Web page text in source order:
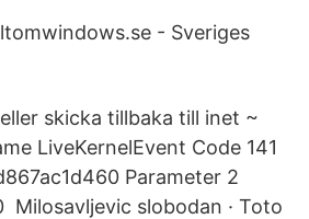
- Sveriges
skicka tillbaka till inet ~
LiveKernelEvent Code 141
Parameter 2
slobodan · Toto